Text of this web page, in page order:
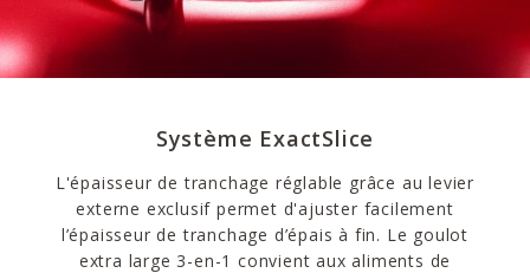
Système ExactSlice
L'épaisseur de tranchage réglable grâce au levier
externe exclusif permet d'ajuster facilement
l’épaisseur de tranchage d’épais à fin. Le goulot
extra large 3-en-1 convient aux aliments de